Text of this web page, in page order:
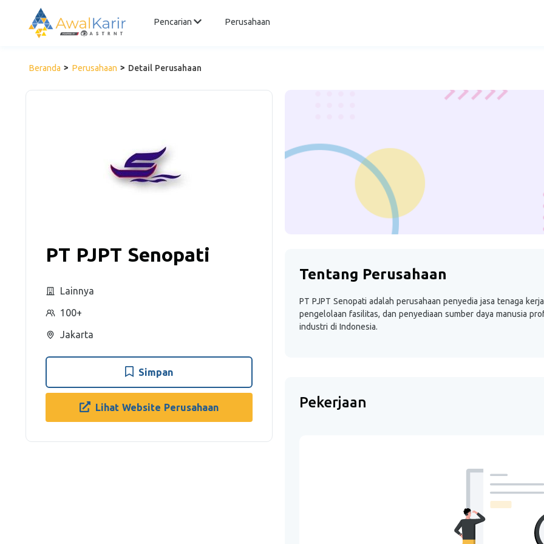
Pencarian Perusahaan
Beranda Perusahaan Detail Perusahaan
PT PJPT Senopati
Lainnya
100+
Jakarta
Simpan
Lihat Website Perusahaan
Tentang Perusahaan
PT PJPT Senopati adalah perusahaan penyedia jasa tenaga
pengelolaan fasilitas, dan penyediaan sumber daya manusia
industri di Indonesia.
Pekerjaan